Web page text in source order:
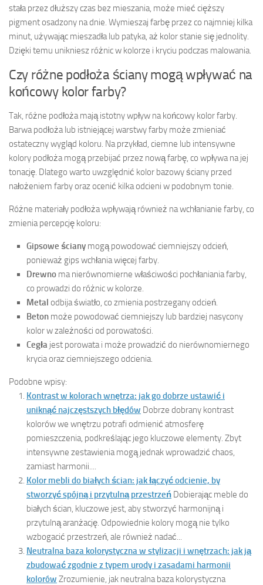
stała przez dłuższy czas bez mieszania, może mieć cięższy
pigment osadzony na dnie. Wymieszaj farbę przez co najmniej kilka
minut, używając mieszadła lub patyka, aż kolor stanie się jednolity.
Dzięki temu unikniesz różnic w kolorze i kryciu podczas malowania.
Czy różne podłoża ściany mogą wpływać na
końcowy kolor farby?
Tak, różne podłoża mają istotny wpływ na końcowy kolor farby.
Barwa podłoża lub istniejącej warstwy farby może zmieniać
ostateczny wygląd koloru. Na przykład, ciemne lub intensywne
kolory podłoża mogą przebijać przez nową farbę, co wpływa na jej
tonację. Dlatego warto uwzględnić kolor bazowy ściany przed
nałożeniem farby oraz ocenić kilka odcieni w podobnym tonie.
Różne materiały podłoża wpływają również na wchłanianie farby, co
zmienia percepcję koloru:
Gipsowe ściany mogą powodować ciemniejszy odcień,
ponieważ gips wchłania więcej farby.
Drewno ma nierównomierne właściwości pochłaniania farby,
co prowadzi do różnic w kolorze.
Metal odbija światło, co zmienia postrzegany odcień.
Beton może powodować ciemniejszy lub bardziej nasycony
kolor w zależności od porowatości.
Cegła jest porowata i może prowadzić do nierównomiernego
krycia oraz ciemniejszego odcienia.
Podobne wpisy:
Kontrast w kolorach wnętrza: jak go dobrze ustawić i
uniknąć najczęstszych błędów Dobrze dobrany kontrast
kolorów we wnętrzu potrafi odmienić atmosferę
pomieszczenia, podkreślając jego kluczowe elementy. Zbyt
intensywne zestawienia mogą jednak wprowadzić chaos,
zamiast harmonii....
Kolor mebli do białych ścian: jak łączyć odcienie, by
stworzyć spójną i przytulną przestrzeń Dobierając meble do
białych ścian, kluczowe jest, aby stworzyć harmonijną i
przytulną aranżację. Odpowiednie kolory mogą nie tylko
wzbogacić przestrzeń, ale również nadać...
Neutralna baza kolorystyczna w stylizacji i wnętrzach: jak ją
zbudować zgodnie z typem urody i zasadami harmonii
kolorów Zrozumienie, jak neutralna baza kolorystyczna